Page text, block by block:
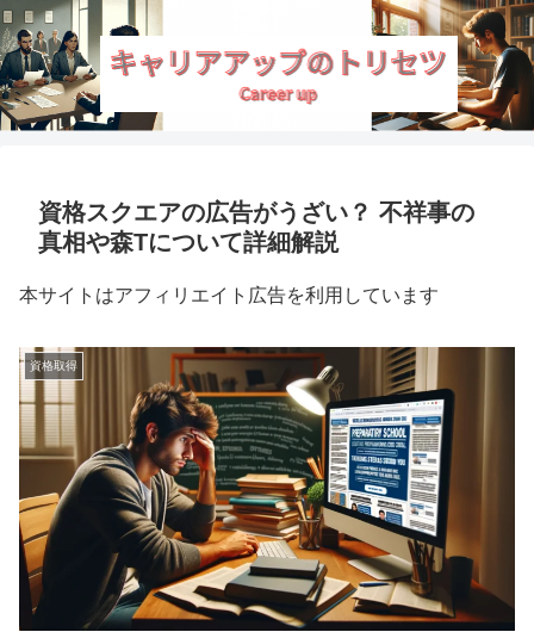
資格スクエアの広告がうざい？ 不祥事の
真相や森Tについて詳細解説
本サイトはアフィリエイト広告を利用しています
資格取得